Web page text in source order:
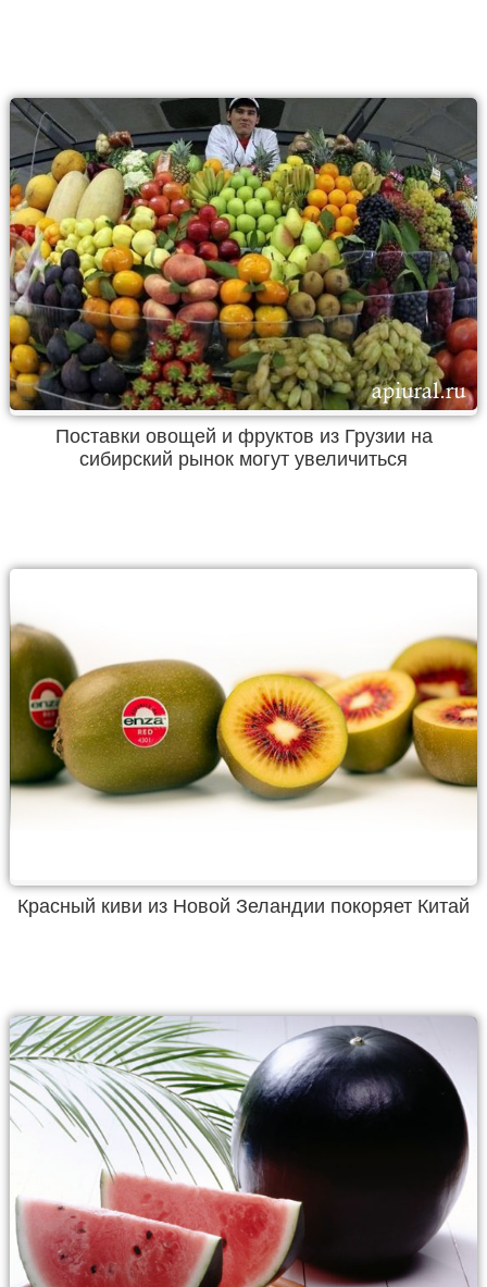
Поставки овощей и фруктов из Грузии на
сибирский рынок могут увеличиться
Красный киви из Новой Зеландии покоряет Китай